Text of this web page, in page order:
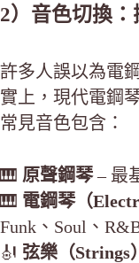
2）音色切換
許多人誤以為電
實上，現代電鋼
常見音色包含：
🎹 原聲鋼琴– 最
🎹 電鋼琴（
Funk、Soul、
🎻 弦樂（Strings）